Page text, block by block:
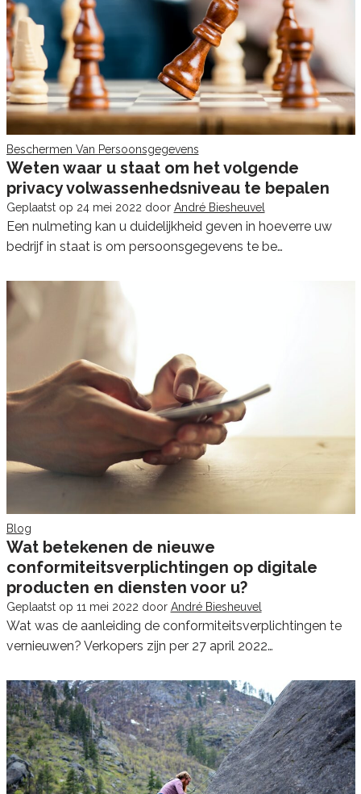
Beschermen Van Persoonsgegevens
Weten waar u staat om het volgende
privacy volwassenhedsniveau te bepalen
Geplaatst op 24 mei 2022 door André Biesheuvel
Een nulmeting kan u duidelijkheid geven in hoeverre uw
bedrijf in staat is om persoonsgegevens te be…
Blog
Wat betekenen de nieuwe
conformiteitsverplichtingen op digitale
producten en diensten voor u?
Geplaatst op 11 mei 2022 door André Biesheuvel
Wat was de aanleiding de conformiteitsverplichtingen te
vernieuwen? Verkopers zijn per 27 april 2022…